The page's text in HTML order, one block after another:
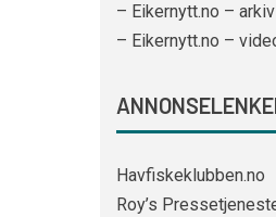
– Eikernytt.no – arkiv
– Eikernytt.no –
Havfiskeklubben.no
Roy’s